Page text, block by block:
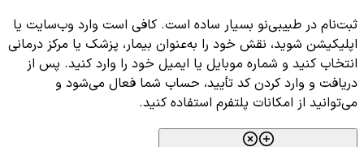
ثبت‌نام در طبیبی‌نو بسیار ساده است. کافی است وارد وب‌سایت یا
اپلیکیشن شوید، نقش خود را به‌عنوان بیمار، پزشک یا مرکز درمانی
انتخاب کنید و شماره موبایل یا ایمیل خود را وارد کنید. پس از
دریافت و وارد کردن کد تأیید، حساب شما فعال می‌شود و
می‌توانید از امکانات پلتفرم استفاده کنید.